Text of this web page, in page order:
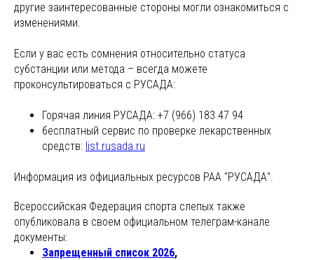
другие заинтересованные стороны могли ознакомиться с
изменениями.
Если у вас есть сомнения относительно статуса
субстанции или метода – всегда можете
проконсультироваться с РУСАДА:
Горячая линия РУСАДА: +7 (966) 183 47 94
бесплатный сервис по проверке лекарственных
средств: list.rusada.ru
Информация из официальных ресурсов РАА "РУСАДА".
Всероссийская Федерация спорта слепых также
опубликовала в своем официальном телеграм-канале
документы:
Запрещенный список 2026,